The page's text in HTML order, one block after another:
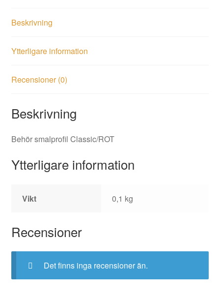
Beskrivning
Ytterligare information
Recensioner (0)
Beskrivning
Behör smalprofil Classic/ROT
Ytterligare information
Vikt 0,1 kg
Recensioner
Det finns inga recensioner än.